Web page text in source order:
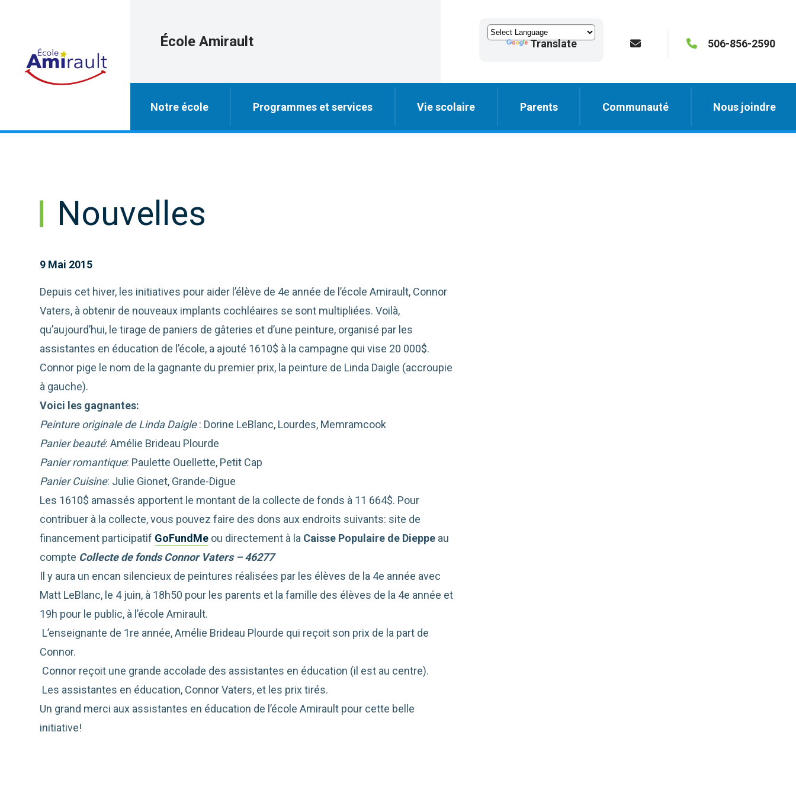
École Amirault Translate 506-856-2590
Notre école Programmes et services Vie scolaire Parents Communauté Nous joindre
Nouvelles
9 Mai 2015
Depuis cet hiver, les initiatives pour aider l’élève de 4e année de l’école Amirault, Connor
Vaters, à obtenir de nouveaux implants cochléaires se sont multipliées. Voilà,
qu’aujourd’hui, le tirage de paniers de gâteries et d’une peinture, organisé par les
assistantes en éducation de l’école, a ajouté 1610$ à la campagne qui vise 20 000$.
Connor pige le nom de la gagnante du premier prix, la peinture de Linda Daigle (accroupie
à gauche).
Voici les gagnantes:
Peinture originale de Linda Daigle: Dorine LeBlanc, Lourdes, Memramcook
Panier beauté: Amélie Brideau Plourde
Panier romantique: Paulette Ouellette, Petit Cap
Panier Cuisine: Julie Gionet, Grande-Digue
Les 1610$ amassés apportent le montant de la collecte de fonds à 11 664$. Pour
contribuer à la collecte, vous pouvez faire des dons aux endroits suivants: site de
financement participatif GoFundMe ou directement à la Caisse Populaire de Dieppe au
compte Collecte de fonds Connor Vaters – 46277
Il y aura un encan silencieux de peintures réalisées par les élèves de la 4e année avec
Matt LeBlanc, le 4 juin, à 18h50 pour les parents et la famille des élèves de la 4e année et
19h pour le public, à l’école Amirault.
L’enseignante de 1re année, Amélie Brideau Plourde qui reçoit son prix de la part de
Connor.
Connor reçoit une grande accolade des assistantes en éducation (il est au centre).
Les assistantes en éducation, Connor Vaters, et les prix tirés.
Un grand merci aux assistantes en éducation de l’école Amirault pour cette belle
initiative!